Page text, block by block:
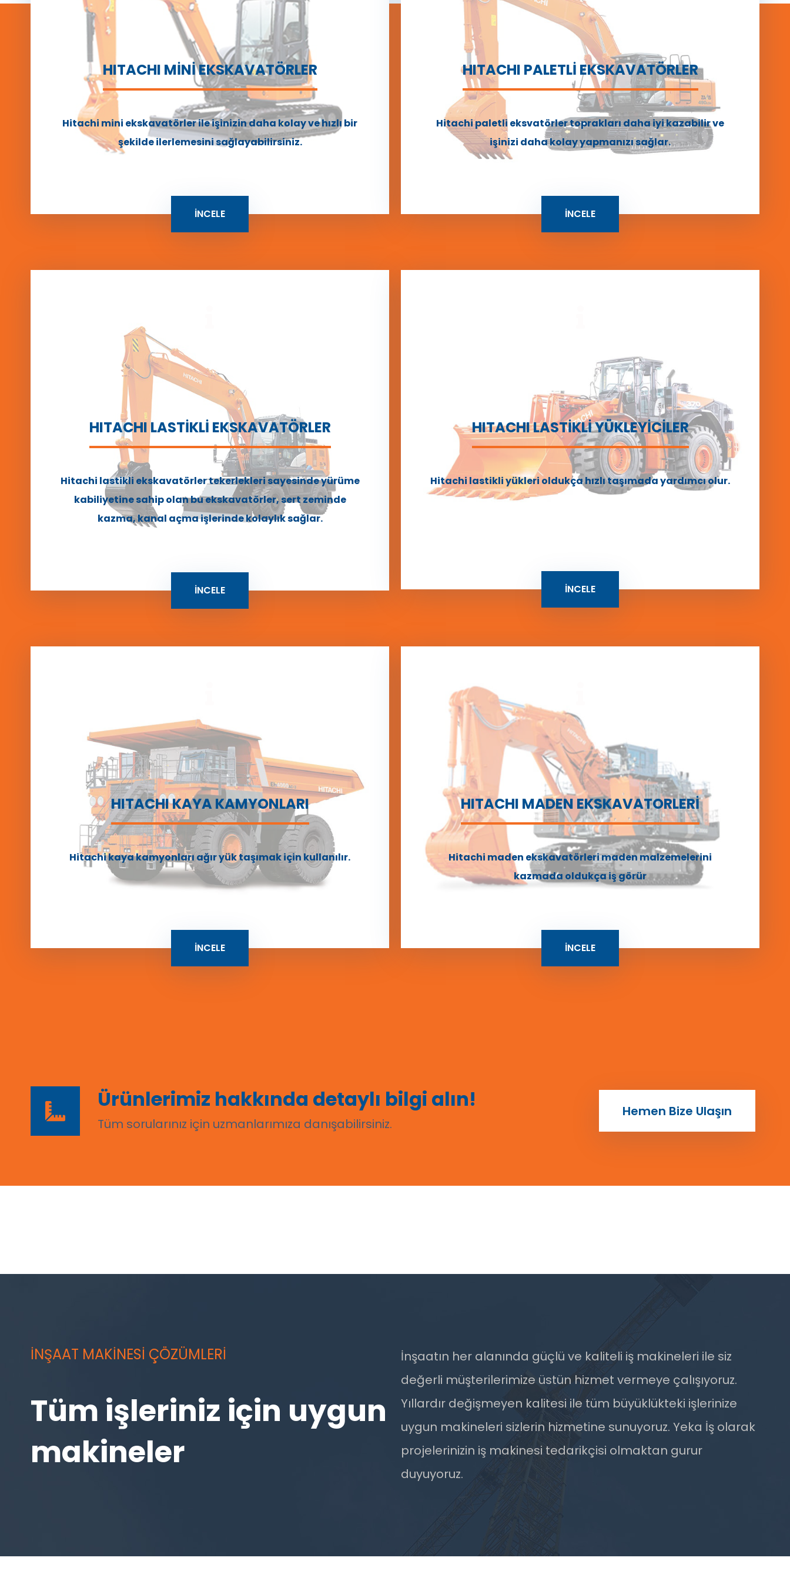
HITACHI MİNİ EKSKAVATÖRLER
Hitachi mini ekskavatörler ile işinizin daha kolay ve hızlı bir
şekilde ilerlemesini sağlayabilirsiniz.
İNCELE
HITACHI PALETLİ EKSKAVATÖRLER
Hitachi paletli eksvatörler toprakları daha iyi kazabilir ve
işinizi daha kolay yapmanızı sağlar.
İNCELE
HITACHI LASTİKLİ EKSKAVATÖRLER
Hitachi lastikli ekskavatörler tekerlekleri sayesinde yürüme
kabiliyetine sahip olan bu ekskavatörler, sert zeminde
kazma, kanal açma işlerinde kolaylık sağlar.
İNCELE
HITACHI LASTİKLİ YÜKLEYİCİLER
Hitachi lastikli yükleri oldukça hızlı taşımada yardımcı olur.
İNCELE
HITACHI KAYA KAMYONLARI
Hitachi kaya kamyonları ağır yük taşımak için kullanılır.
İNCELE
HITACHI MADEN EKSKAVATORLERİ
Hitachi maden ekskavatörleri maden malzemelerini
kazmada oldukça iş görür
İNCELE
Ürünlerimiz hakkında detaylı bilgi alın!
Tüm sorularınız için uzmanlarımıza danışabilirsiniz.
Hemen Bize Ulaşın
İNŞAAT MAKİNESİ ÇÖZÜMLERİ
Tüm işleriniz için uygun
makineler
İnşaatın her alanında güçlü ve kaliteli iş makineleri ile siz
değerli müşterilerimize üstün hizmet vermeye çalışıyoruz.
Yıllardır değişmeyen kalitesi ile tüm büyüklükteki işlerinize
uygun makineleri sizlerin hizmetine sunuyoruz. Yeka İş olarak
projelerinizin iş makinesi tedarikçisi olmaktan gurur
duyuyoruz.